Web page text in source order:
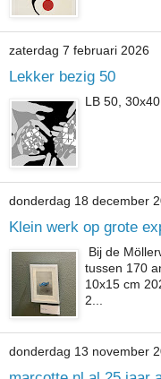
zaterdag 7 februari 2026
Lekker bezig 50
LB 50,
donderdag 18 december
Klein werk op grote
Bij de
tussen 170
10x15 cm
2...
donderdag 13 november